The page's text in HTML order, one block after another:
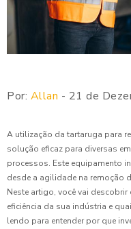
Por: Allan - 21 de
A utilização da tartaruga para
solução eficaz para diversas
processos. Este equipamento
desde a agilidade na remoção
Neste artigo, você vai
eficiência da sua indústria e
lendo para entender por que